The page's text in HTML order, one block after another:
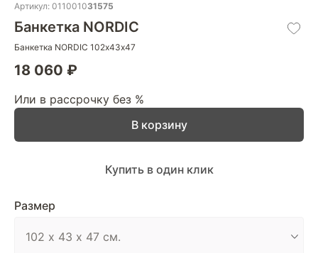
Артикул: 011001031575
Банкетка NORDIC
Банкетка NORDIC 102х43х47
18 060 ₽
Или в рассрочку без %
Размер
В корзину
Купить в один клик